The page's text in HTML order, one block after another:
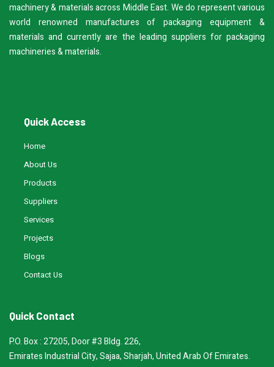
machinery & materials across Middle East. We do represent various
world renowned manufactures of packaging equipment &
materials and currently are the leading suppliers for packaging
machineries & materials.
Quick Access
Home
About Us
Products
Suppliers
Services
Projects
Blogs
Contact Us
Quick Contact
P.O. Box : 27205, Door #3 Bldg. 226,
Emirates Industrial City, Sajaa, Sharjah, United Arab Of Emirates.